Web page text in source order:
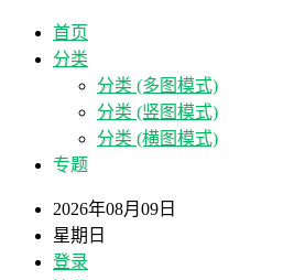
首页
分类
分类 (多图模式)
分类 (竖图模式)
分类 (横图模式)
专题
2026年08月09日
星期日
登录